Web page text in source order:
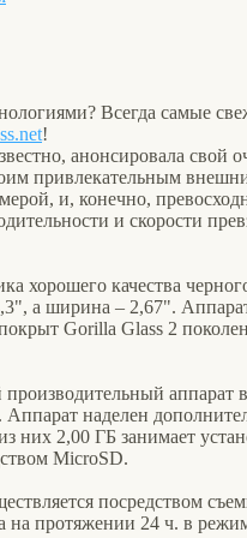
Всегда самые
!
анонсировала
привлекательным
и, конечно,
и скорости
хорошего качества
а ширина – 2,67".
Gorilla Glass 2
аппарат
Аппарат наделен
них 2,00 ГБ занимает
MicroSD.
посредством
на протяжении 24 ч. в